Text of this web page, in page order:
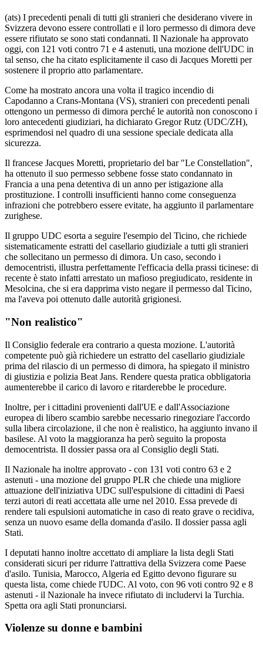
(ats) I precedenti penali di tutti gli stranieri che desiderano vivere in
Svizzera devono essere controllati e il loro permesso di dimora deve
essere rifiutato se sono stati condannati. Il Nazionale ha approvato
oggi, con 121 voti contro 71 e 4 astenuti, una mozione dell'UDC in
tal senso, che ha citato esplicitamente il caso di Jacques Moretti per
sostenere il proprio atto parlamentare.
Come ha mostrato ancora una volta il tragico incendio di
Capodanno a Crans-Montana (VS), stranieri con precedenti penali
ottengono un permesso di dimora perché le autorità non conoscono i
loro antecedenti giudiziari, ha dichiarato Gregor Rutz (UDC/ZH),
esprimendosi nel quadro di una sessione speciale dedicata alla
sicurezza.
Il francese Jacques Moretti, proprietario del bar "Le Constellation",
ha ottenuto il suo permesso sebbene fosse stato condannato in
Francia a una pena detentiva di un anno per istigazione alla
prostituzione. I controlli insufficienti hanno come conseguenza
infrazioni che potrebbero essere evitate, ha aggiunto il parlamentare
zurighese.
Il gruppo UDC esorta a seguire l'esempio del Ticino, che richiede
sistematicamente estratti del casellario giudiziale a tutti gli stranieri
che sollecitano un permesso di dimora. Un caso, secondo i
democentristi, illustra perfettamente l'efficacia della prassi ticinese: di
recente è stato infatti arrestato un mafioso pregiudicato, residente in
Mesolcina, che si era dapprima visto negare il permesso dal Ticino,
ma l'aveva poi ottenuto dalle autorità grigionesi.
"Non realistico"
Il Consiglio federale era contrario a questa mozione. L'autorità
competente può già richiedere un estratto del casellario giudiziale
prima del rilascio di un permesso di dimora, ha spiegato il ministro
di giustizia e polizia Beat Jans. Rendere questa pratica obbligatoria
aumenterebbe il carico di lavoro e ritarderebbe le procedure.
Inoltre, per i cittadini provenienti dall'UE e dall'Associazione
europea di libero scambio sarebbe necessario rinegoziare l'accordo
sulla libera circolazione, il che non è realistico, ha aggiunto invano il
basilese. Al voto la maggioranza ha però seguito la proposta
democentrista. Il dossier passa ora al Consiglio degli Stati.
Il Nazionale ha inoltre approvato - con 131 voti contro 63 e 2
astenuti - una mozione del gruppo PLR che chiede una migliore
attuazione dell'iniziativa UDC sull'espulsione di cittadini di Paesi
terzi autori di reati accettata alle urne nel 2010. Essa prevede di
rendere tali espulsioni automatiche in caso di reato grave o recidiva,
senza un nuovo esame della domanda d'asilo. Il dossier passa agli
Stati.
I deputati hanno inoltre accettato di ampliare la lista degli Stati
considerati sicuri per ridurre l'attrattiva della Svizzera come Paese
d'asilo. Tunisia, Marocco, Algeria ed Egitto devono figurare su
questa lista, come chiede l'UDC. Al voto, con 96 voti contro 92 e 8
astenuti - il Nazionale ha invece rifiutato di includervi la Turchia.
Spetta ora agli Stati pronunciarsi.
Violenze su donne e bambini